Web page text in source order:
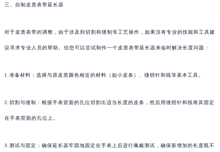
三、自制皮质表带延长器
对于皮质表带的调整，由于涉及到切割和缝制等工艺操作，如果没有专业的技能和工具建
议寻求专业人员的帮助。但您可以尝试制作一个皮质表带延长器来临时解决长度问题：
1.准备材料：选择与原皮质颜色相近的材料（如小皮条）、缝纫针和线等基本工具。
2.切割与缝制：根据手表背面的孔位切割出适当长度的皮条，然后用缝纫针和线将其固定
在手表背面的孔位上。
3.测试与固定：确保延长器牢固地固定在手表上后进行佩戴测试，确保新增加的长度既不